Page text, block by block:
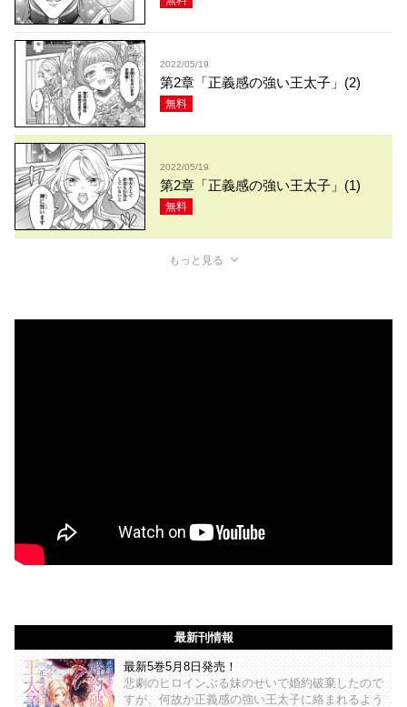
2022/05/19
第2章「正義感の強い王太子」(2)
無料
2022/05/19
第2章「正義感の強い王太子」(1)
無料
もっと見る
最新刊情報
最新5巻5月8日発売！
悲劇のヒロインぶる妹のせいで婚約破棄したので
すが、何故か正義感の強い王太子に絡まれるよう